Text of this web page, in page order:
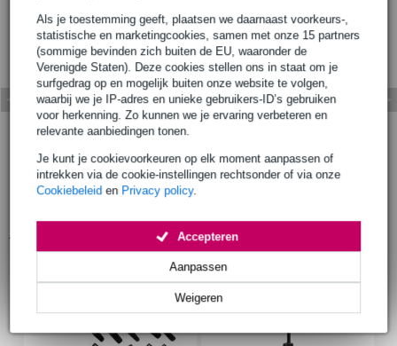
Als je toestemming geeft, plaatsen we daarnaast voorkeurs-,
statistische en marketingcookies, samen met onze 15 partners
(sommige bevinden zich buiten de EU, waaronder de
Verenigde Staten). Deze cookies stellen ons in staat om je
surfgedrag op en mogelijk buiten onze website te volgen,
waarbij we je IP-adres en unieke gebruikers-ID’s gebruiken
voor herkenning. Zo kunnen we je ervaring verbeteren en
relevante aanbiedingen tonen.
Je kunt je cookievoorkeuren op elk moment aanpassen of
intrekken via de cookie-instellingen rechtsonder of via onze
Cookiebeleid en Privacy policy.
Weigeren
Aanpassen
Accepteren